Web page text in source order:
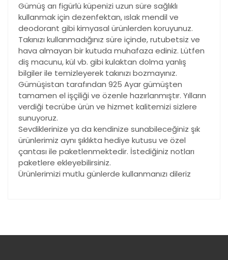
Gümüş arı figürlü küpenizi uzun süre sağlıklı
kullanmak için dezenfektan, ıslak mendil ve
deodorant gibi kimyasal ürünlerden koruyunuz.
Takınızı kullanmadığınız süre içinde, rutubetsiz ve
hava almayan bir kutuda muhafaza ediniz. Lütfen
diş macunu, kül vb. gibi kulaktan dolma yanlış
bilgiler ile temizleyerek takınızı bozmayınız.
Gümüşistan tarafından 925 Ayar gümüşten
tamamen el işçiliği ve özenle hazırlanmıştır. Yılların
verdiği tecrübe ürün ve hizmet kalitemizi sizlere
sunuyoruz.
Sevdiklerinize ya da kendinize sunabileceğiniz şık
ürünlerimiz aynı şıklıkta hediye kutusu ve özel
çantası ile paketlenmektedir. İstediğiniz notları
paketlere ekleyebilirsiniz.
Ürünlerimizi mutlu günlerde kullanmanızı dileriz